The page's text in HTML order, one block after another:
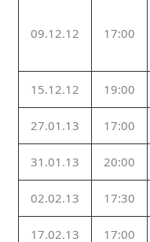
09.12.12 17:00
15.12.12 19:00
27.01.13 17:00
31.01.13 20:00
02.02.13 17:30
17.02.13 17:00